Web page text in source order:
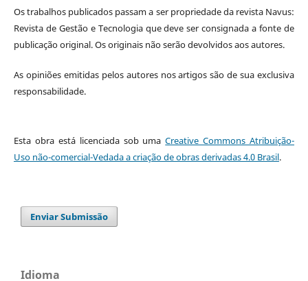
Os trabalhos publicados passam a ser propriedade da revista Navus:
Revista de Gestão e Tecnologia que deve ser consignada a fonte de
publicação original. Os originais não serão devolvidos aos autores.
As opiniões emitidas pelos autores nos artigos são de sua exclusiva
responsabilidade.
Esta obra está licenciada sob umaCreative Commons Atribuição-
Uso não-comercial-Vedada a criação de obras derivadas 4.0 Brasil.
Enviar Submissão
Idioma